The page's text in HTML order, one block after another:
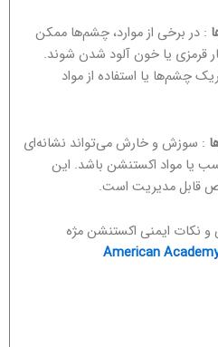
: در برخی از موارد، چشم‌ها ممکن
قرمزی یا خون آلود شدن شوند.
چشم‌ها یا استفاده از مواد
: سوزش و خارش می‌تواند نشانه‌ای
یا مواد اکستنشن باشد. این
قابل مدیریت است.
و نکات ایمنی اکستنشن مژه
American